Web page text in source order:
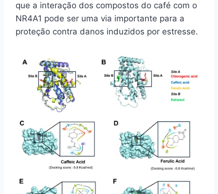
que a interação dos compostos do café com o
NR4A1 pode ser uma via importante para a
proteção contra danos induzidos por estresse.